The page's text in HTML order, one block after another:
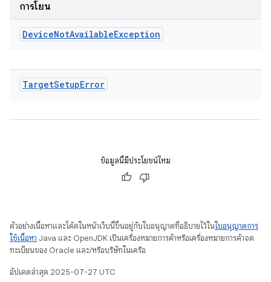
การโยน
DeviceNotAvailableException
TargetSetupError
ข้อมูลนี้มีประโยชน์ไหม
ตัวอย่างเนื้อหาและโค้ดในหน้าเว็บนี้ขึ้นอยู่กับใบอนุญาตที่อธิบายไว้ในใบอนุญาตการ
ใช้เนื้อหา Java และ OpenJDK เป็นเครื่องหมายการค้าหรือเครื่องหมายการค้าจด
ทะเบียนของ Oracle และ/หรือบริษัทในเครือ
อัปเดตล่าสุด 2025-07-27 UTC